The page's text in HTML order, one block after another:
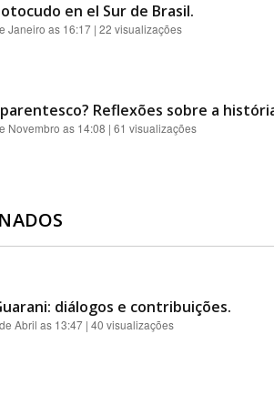
en el Sur de Brasil.
Janeiro as 16:17 | 22 visualizações
Reflexões sobre a
Novembro as 14:08 | 61 visualizações
diálogos e contribuições.
Abril as 13:47 | 40 visualizações